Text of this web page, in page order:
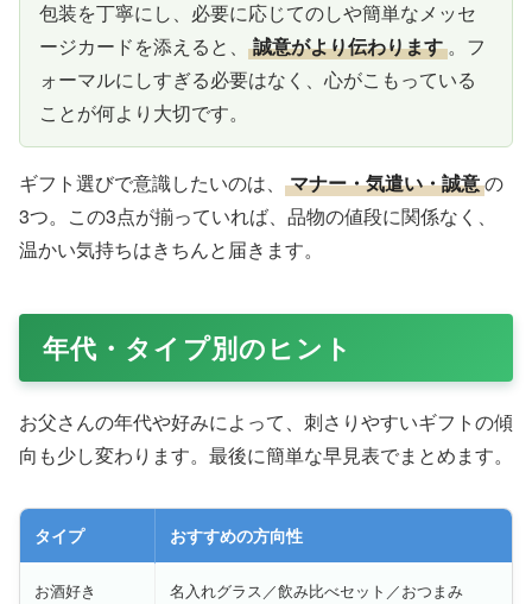
包装を丁寧にし、必要に応じてのしや簡単なメッセ
ージカードを添えると、
誠意がより伝わります 。フ
ォーマルにしすぎる必要はなく、心がこもっている
ことが何より大切です。
ギフト選びで意識したいのは、 マナー・気遣い・誠意の
3つ。この3点が揃っていれば、品物の値段に関係なく、
温かい気持ちはきちんと届きます。
年代・タイプ別のヒント
お父さんの年代や好みによって、刺さりやすいギフトの傾
向も少し変わります。最後に簡単な早見表でまとめます。
タイプ おすすめの方向性
お酒好き 名入れグラス／飲み比べセット／おつまみ